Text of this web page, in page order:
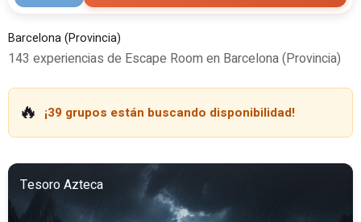
Barcelona (Provincia)
143 experiencias de Escape Room en Barcelona (Provincia)
🔥 ¡39 grupos están buscando disponibilidad!
Tesoro Azteca